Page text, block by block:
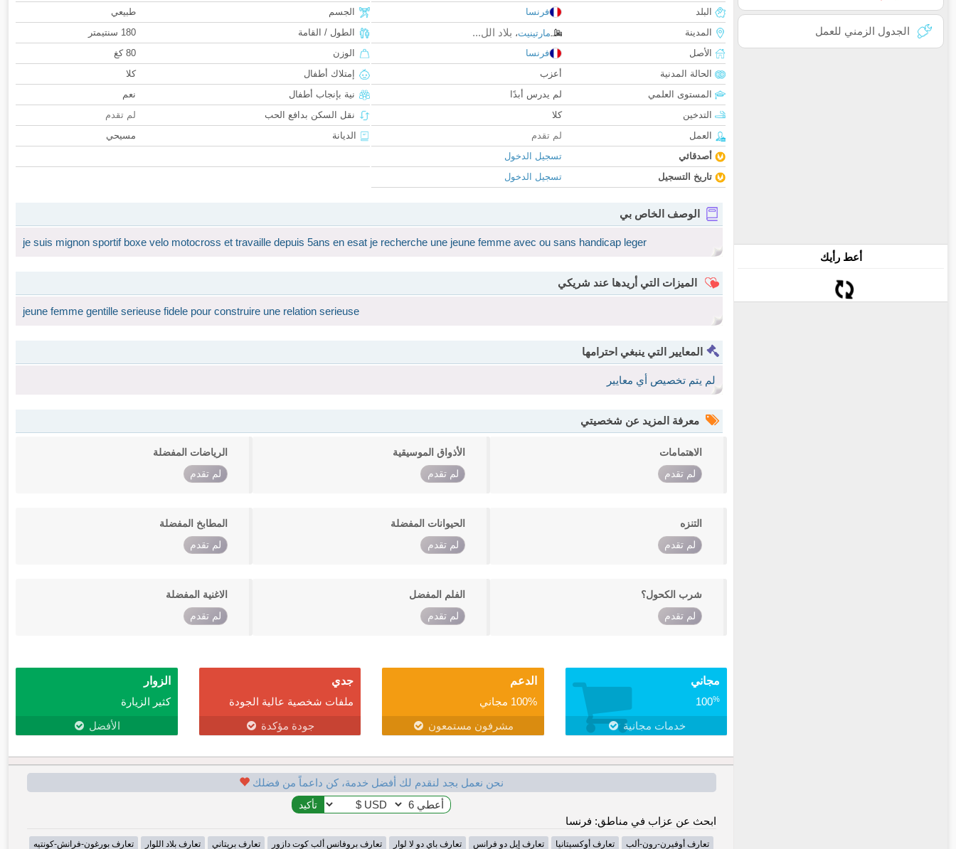
الجدول الزمني للعمل
أعط رأيك
البلد
فرنسا
المدينة
مارتينيت، بلاد الل...
الأصل
فرنسا
الحالة المدنية
أعزب
المستوى العلمي
لم يدرس أبدًا
التدخين
كلا
العمل
لم تقدم
أصدقائي
تسجيل الدخول
تاريخ التسجيل
تسجيل الدخول
الجسم
طبيعي
الطول / القامة
180 سنتيمتر
الوزن
80 كغ
إمتلاك أطفال
كلا
نية بإنجاب أطفال
نعم
نقل السكن بدافع الحب
لم تقدم
الديانة
مسيحي
الوصف الخاص بي
je suis mignon sportif boxe velo motocross et travaille depuis 5ans en esat je recherche une jeune femme avec ou sans handicap leger
الميزات التي أريدها عند شريكي
jeune femme gentille serieuse fidele pour construire une relation serieuse
المعايير التي ينبغي احترامها
لم يتم تخصيص أي معايير
معرفة المزيد عن شخصيتي
الاهتمامات
لم تقدم
الأذواق الموسيقية
لم تقدم
الرياضات المفضلة
لم تقدم
التنزه
لم تقدم
الحيوانات المفضلة
لم تقدم
المطابخ المفضلة
لم تقدم
شرب الكحول؟
لم تقدم
الفلم المفضل
لم تقدم
الاغنية المفضلة
لم تقدم
مجاني
100%
خدمات مجانية
الدعم
100% مجاني
مشرفون مستمعون
جدي
ملفات شخصية عالية الجودة
جودة مؤكدة
الزوار
كثير الزيارة
الأفضل
نحن نعمل بجد لنقدم لك أفضل خدمة، كن داعماً من فضلك
ابحث عن عزاب في مناطق: فرنسا
تعارف أوفيرن-رون-ألب تعارف أوكسيتانيا تعارف إيل دو فرانس تعارف باي دو لا لوار تعارف بروفانس ألب كوت دازور تعارف بريتاني تعارف بلاد اللوار تعارف بورغون-فرانش-كونتيه